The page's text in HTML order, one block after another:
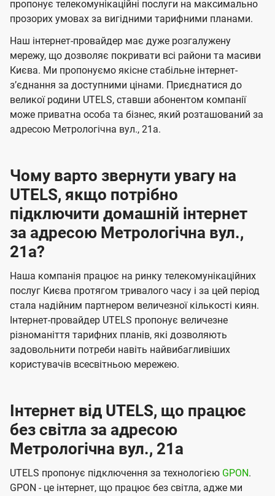
ї
U
t
e
l
s
а
ч
е
н
н
я
а
ч
е
н
н
я
пропонує телекомунікаційні послуги на максимально
прозорих умовах за вигідними тарифними планами.
Наш інтернет-провайдер має дуже розгалужену
мережу, що дозволяє покривати всі райони та масиви
Києва. Ми пропонуємо якісне стабільне інтернет-
зʼєднання за доступними цінами. Приєднатися до
великої родини UTELS, ставши абонентом компанії
може приватна особа та бізнес, який розташований за
адресою Метрологічна вул., 21а.
Чому варто звернути увагу на
UTELS, якщо потрібно
підключити домашній інтернет
за адресою Метрологічна вул.,
21а?
Наша компанія працює на ринку телекомунікаційних
послуг Києва протягом тривалого часу і за цей період
стала надійним партнером величезної кількості киян.
Інтернет-провайдер UTELS пропонує величезне
різноманіття тарифних планів, які дозволяють
задовольнити потреби навіть найвибагливіших
користувачів всесвітньою мережею.
Інтернет від UTELS, що працює
без світла за адресою
Метрологічна вул., 21а
UTELS пропонує підключення за технологією GPON.
GPON - це інтернет, що працює без світла, адже ми